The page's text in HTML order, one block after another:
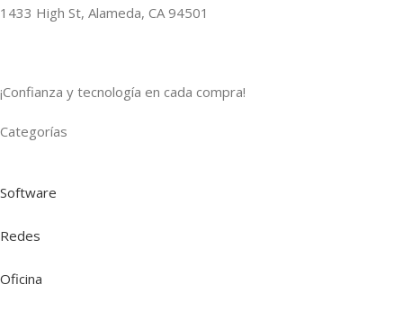
1433 High St, Alameda, CA 94501
¡Confianza y tecnología en cada compra!
Categorías
Software
Redes
Oficina